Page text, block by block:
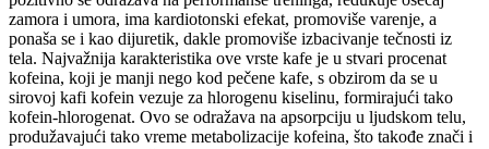
zamora i umora, ima kardiotonski efekat, promoviše varenje, a
ponaša se i kao dijuretik, dakle promoviše izbacivanje tečnosti iz
tela. Najvažnija karakteristika ove vrste kafe je u stvari procenat
kofeina, koji je manji nego kod pečene kafe, s obzirom da se u
sirovoj kafi kofein vezuje za hlorogenu kiselinu, formirajući tako
kofein-hlorogenat. Ovo se odražava na apsorpciju u ljudskom telu,
produžavajući tako vreme metabolizacije kofeina, što takođe znači i